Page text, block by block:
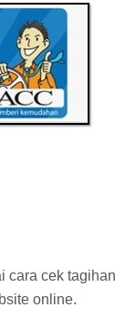
cara cek
online.